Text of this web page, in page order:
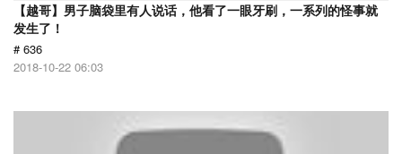
【越哥】男子脑袋里有人说话，他看了一眼牙刷，一系列的怪事就
发生了！
# 636
2018-10-22 06:03